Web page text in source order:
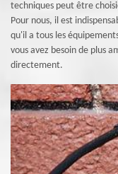
techniques peut être
Pour nous, il est
qu'il a tous les
vous avez besoin de plus
directement.